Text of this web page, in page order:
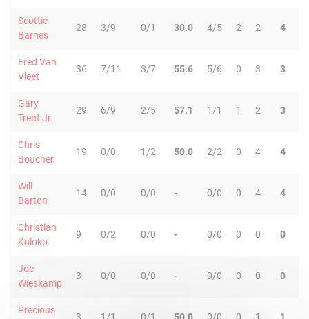
Scottie
Barnes
28 3/9 0/1 30.0 4/5 2 2 4
Fred Van
Vleet
36 7/11 3/7 55.6 5/6 0 3 3
Gary
Trent Jr.
29 6/9 2/5 57.1 1/1 1 2 3
Chris
Boucher
19 0/0 1/2 50.0 2/2 0 4 4
Will
Barton
14 0/0 0/0 - 0/0 0 4 4
Christian
Koloko
9 0/2 0/0 - 0/0 0 0 0
Joe
Wieskamp
3 0/0 0/0 - 0/0 0 0 0
Precious